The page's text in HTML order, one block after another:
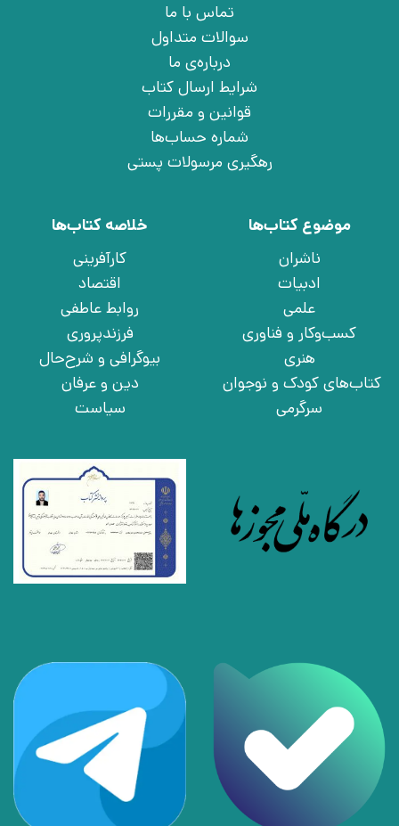
تماس با ما
سوالات متداول
درباره‌ی ما
شرایط ارسال کتاب
قوانین و مقررات
شماره حساب‌ها
رهگیری مرسولات پستی
موضوع کتاب‌ها
ناشران
ادبیات
علمی
کسب‌وکار و فناوری
هنری
کتاب‌های کودک و نوجوان
سرگرمی
خلاصه کتاب‌ها
کارآفرینی
اقتصاد
روابط عاطفی
فرزندپروری
بیوگرافی و شرح‌حال
دین و عرفان
سیاست